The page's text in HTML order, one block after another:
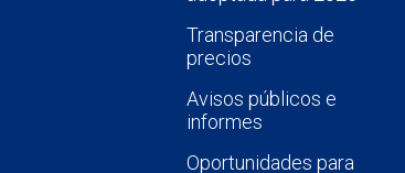
Transparencia de
precios
Avisos públicos e
informes
Oportunidades para